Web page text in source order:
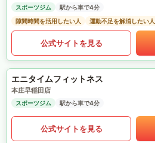
スポーツジム
駅から車で4分
隙間時間を活用したい人
運動不足を解消したい人
公式サイトを見る
エニタイムフィットネス
本庄早稲田店
スポーツジム 駅から車で4分
公式サイトを見る